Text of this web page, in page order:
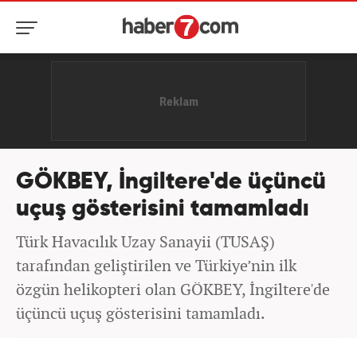
GÖKBEY, İngiltere'de üçüncü
uçuş gösterisini tamamladı
Türk Havacılık Uzay Sanayii (TUSAŞ)
tarafından geliştirilen ve Türkiye’nin ilk
özgün helikopteri olan GÖKBEY, İngiltere'de
üçüncü uçuş gösterisini tamamladı.